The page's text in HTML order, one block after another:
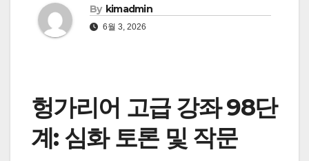
By kimadmin
6월 3, 2026
헝가리어 고급 강좌 98단
계: 심화 토론 및 작문